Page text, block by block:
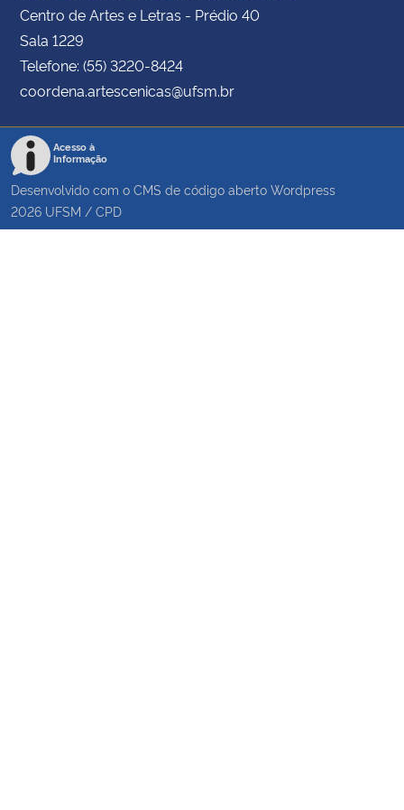
Centro de Artes e Letras - Prédio 40
Sala 1229
Telefone: (55) 3220-8424
coordena.artescenicas@ufsm.br
Acesso à
Informação
Desenvolvido com o CMS de código aberto Wordpress
2026 UFSM / CPD